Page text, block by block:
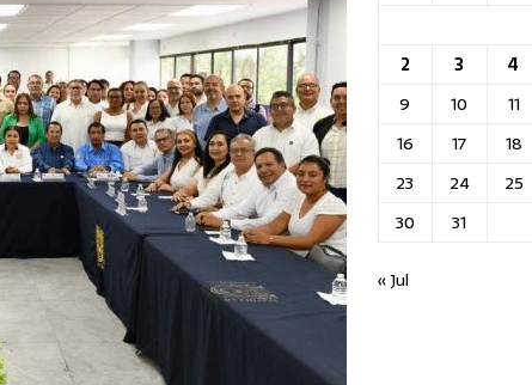
2
3 4
9
10 11
16
17 18
23
24 25
30
31
« Jul